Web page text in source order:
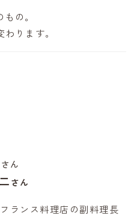
の。
ります。
ん
さん
ランス料理店の副料理長